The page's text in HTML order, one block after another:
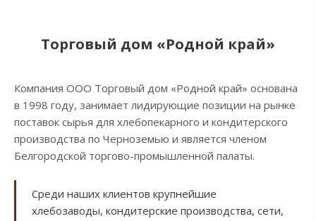
Торговый дом «Родной край»
Компания ООО Торговый дом «Родной край» основана
в 1998 году, занимает лидирующие позиции на рынке
поставок сырья для хлебопекарного и кондитерского
производства по Черноземью и является членом
Белгородской торгово-промышленной палаты.
Среди наших клиентов крупнейшие
хлебозаводы, кондитерские производства, сети,